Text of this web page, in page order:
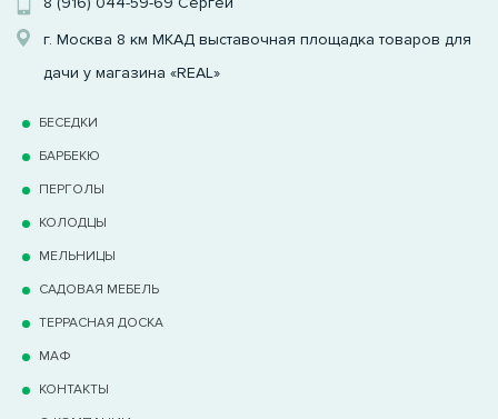
г. Москва 8 км МКАД выставочная площадка товаров для
дачи у магазина «REAL»
БЕСЕДКИ
БАРБЕКЮ
ПЕРГОЛЫ
КОЛОДЦЫ
МЕЛЬНИЦЫ
САДОВАЯ МЕБЕЛЬ
ТЕРРАCНАЯ ДОСКА
МАФ
КОНТАКТЫ